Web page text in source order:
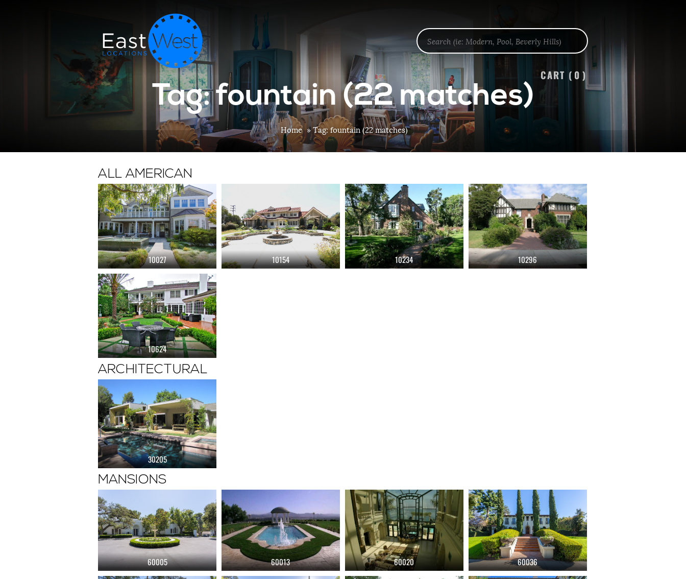
CART ( 0 )
Tag: fountain (22 matches)
Home »Tag: fountain (22 matches)
ALL AMERICAN
10027 10154 10234 10296
10624
ARCHITECTURAL
30205
MANSIONS
60005 60013 60020 60036